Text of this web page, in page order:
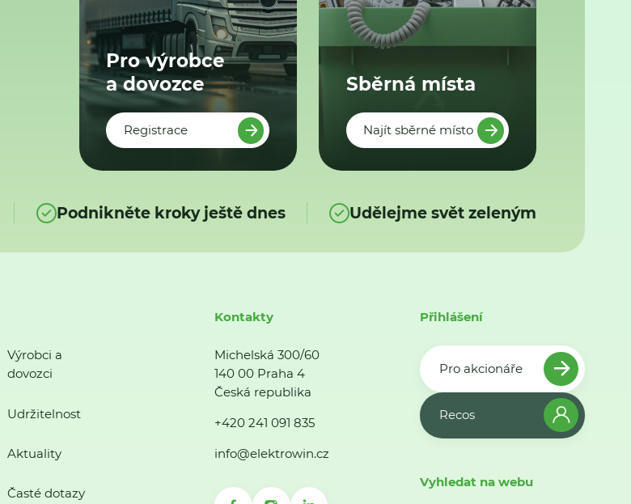
Pro výrobce
a dovozce
Registrace
Sběrná místa
Najít sběrné místo
Podnikněte kroky ještě dnes Udělejme svět zeleným
Výrobci a
dovozci
Udržitelnost
Aktuality
Časté dotazy
Kontakty
Michelská 300/60
140 00 Praha 4
Česká republika
+420 241 091 835
info@elektrowin.cz
Přihlášení
Pro akcionáře
Recos
Vyhledat na webu